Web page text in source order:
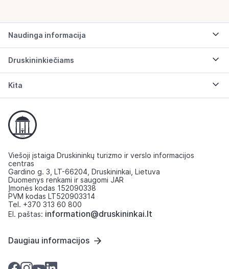
Naudinga informacija
Druskininkiečiams
Kita
Viešoji įstaiga Druskininkų turizmo ir verslo informacijos
centras
Gardino g. 3, LT-66204, Druskininkai, Lietuva
Duomenys renkami ir saugomi JAR
Įmonės kodas 152090338
PVM kodas LT520903314
Tel. +370 313 60 800
El. paštas: information@druskininkai.lt
Daugiau informacijos